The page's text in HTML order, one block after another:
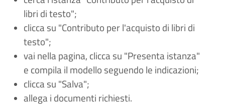
libri di testo";
clicca su "Contributo per l'acquisto di libri di
testo";
vai nella pagina, clicca su "Presenta istanza"
e compila il modello seguendo le indicazioni;
clicca su "Salva";
allega i documenti richiesti.